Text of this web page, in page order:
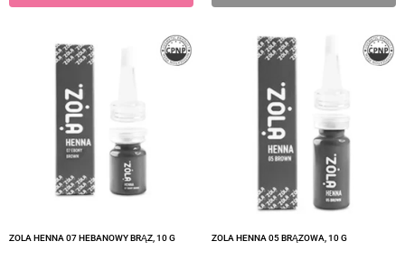
ZOLA HENNA 07 HEBANOWY BRĄZ, 10 G ZOLA HENNA 05 BRĄZOWA, 10 G